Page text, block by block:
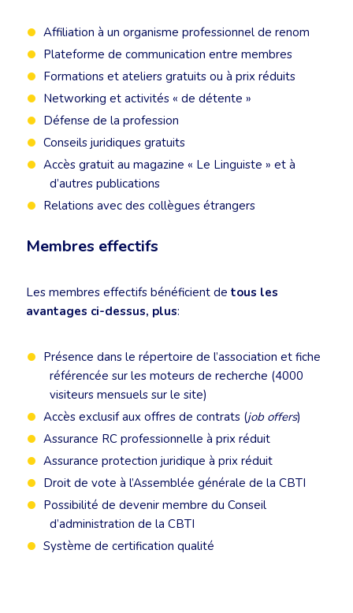
Affiliation à un organisme professionnel de renom
Plateforme de communication entre membres
Formations et ateliers gratuits ou à prix réduits
Networking et activités « de détente »
Défense de la profession
Conseils juridiques gratuits
Accès gratuit au magazine « Le Linguiste » et à
d’autres publications
Relations avec des collègues étrangers
Membres effectifs
Les membres effectifs bénéficient de tous les
avantages ci-dessus, plus:
Présence dans le répertoire de l’association et fiche
référencée sur les moteurs de recherche (4000
visiteurs mensuels sur le site)
Accès exclusif aux offres de contrats (job offers)
Assurance RC professionnelle à prix réduit
Assurance protection juridique à prix réduit
Droit de vote à l’Assemblée générale de la CBTI
Possibilité de devenir membre du Conseil
d’administration de la CBTI
Système de certification qualité